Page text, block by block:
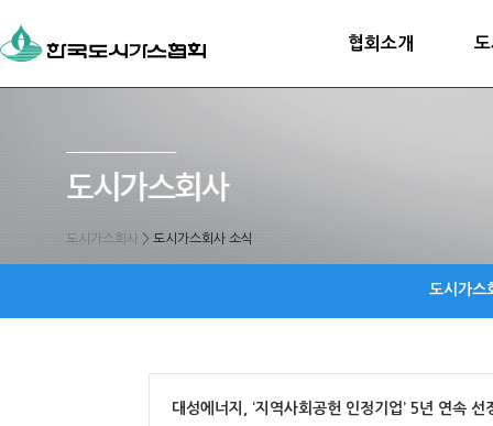
협회소개
도시가스회사 > 도시가스회사 소식
도시가스
대성에너지, ‘지역사회공헌 인정기업’ 5년 연속 선